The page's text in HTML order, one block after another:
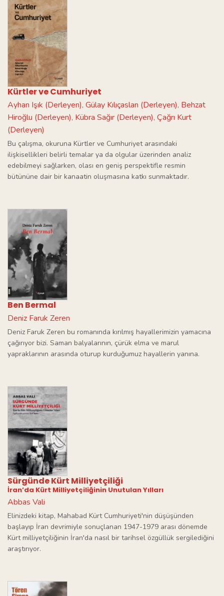
Kürtler ve Cumhuriyet
Ayhan Işık (Derleyen), Gülay Kılıçaslan (Derleyen), Behzat
Hiroğlu (Derleyen), Kübra Sağır (Derleyen), Çağrı Kurt
(Derleyen)
Bu çalışma, okuruna Kürtler ve Cumhuriyet arasındaki
ilişkisellikleri belirli temalar ya da olgular üzerinden analiz
edebilmeyi sağlarken, olası en geniş perspektifle resmin
bütününe dair bir kanaatin oluşmasına katkı sunmaktadır.
Ben Bermal
Deniz Faruk Zeren
Deniz Faruk Zeren bu romanında kırılmış hayallerimizin yamacına
çağırıyor bizi. Saman balyalarının, çürük elma ve marul
yapraklarının arasında oturup kurduğumuz hayallerin yanına.
Sürgünde Kürt Milliyetçiliği
İran’da Kürt Milliyetçiliğinin Unutulan Yılları
Abbas Vali
Elinizdeki kitap, Mahabad Kürt Cumhuriyeti'nin düşüşünden
başlayıp İran devrimiyle sonuçlanan 1947-1979 arası dönemde
Kürt milliyetçiliğinin İran'da nasıl bir tarihsel özgüllük sergilediğini
araştırıyor.